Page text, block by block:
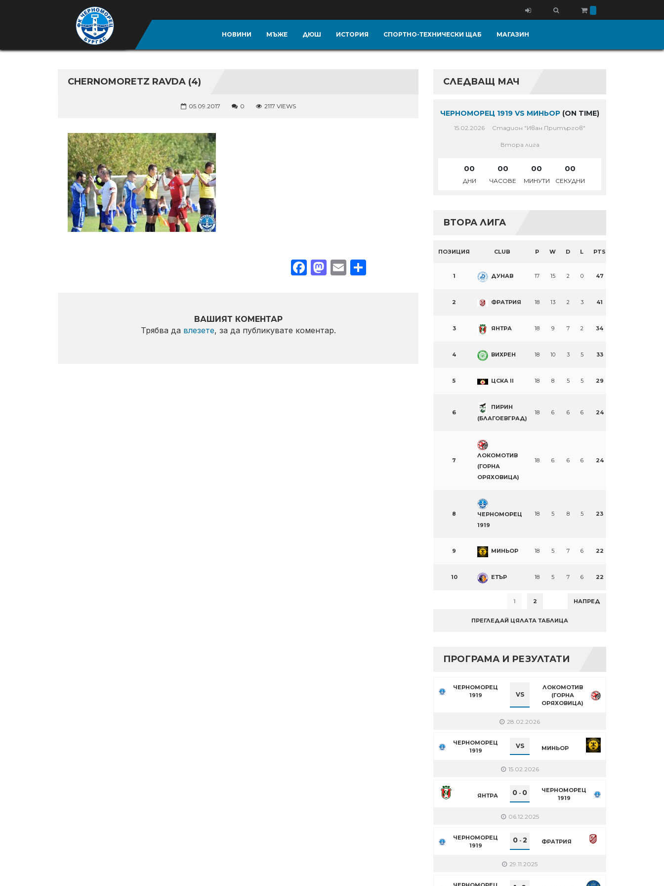
НОВИНИ МЪЖЕ ДЮШ ИСТОРИЯ СПОРТНО-ТЕХНИЧЕСКИ ЩАБ МАГАЗИН
CHERNOMORETZ RAVDA (4)
05.09.2017 0 2117 VIEWS
Facebook
Mastodon
EmailShare
ВАШИЯТ КОМЕНТАР
Трябва да влезете, за да публикувате коментар.
СЛЕДВАЩ МАЧ
ЧЕРНОМОРЕЦ 1919 VS МИНЬОР (ON TIME)
15.02.2026 Стадион "Иван Притъргов"
Втора лига
00
ДНИ
00
ЧАСОВЕ
00
МИНУТИ
00
СЕКУДНИ
ВТОРА ЛИГА
ПОЗИЦИЯ CLUB P W D L PTS
1 ДУНАВ 17 15 2 0 47
2 ФРАТРИЯ 18 13 2 3 41
3 ЯНТРА 18 9 7 2 34
4 ВИХРЕН 18 10 3 5 33
5 ЦСКА II 18 8 5 5 29
6
ПИРИН
(БЛАГОЕВГРАД)
18 6 6 6 24
7
ЛОКОМОТИВ
(ГОРНА
ОРЯХОВИЦА)
18 6 6 6 24
8
ЧЕРНОМОРЕЦ
1919
18 5 8 5 23
9 МИНЬОР 18 5 7 6 22
10 ЕТЪР 18 5 7 6 22
1 2 НАПРЕД
ПРЕГЛЕДАЙ ЦЯЛАТА ТАБЛИЦА
ПРОГРАМА И РЕЗУЛТАТИ
ЧЕРНОМОРЕЦ
1919
VS
ЛОКОМОТИВ
(ГОРНА
ОРЯХОВИЦА)
28.02.2026
ЧЕРНОМОРЕЦ
1919
VS МИНЬОР
15.02.2026
ЯНТРА 0 - 0
ЧЕРНОМОРЕЦ
1919
06.12.2025
ЧЕРНОМОРЕЦ
1919
0- 2 ФРАТРИЯ
29.11.2025